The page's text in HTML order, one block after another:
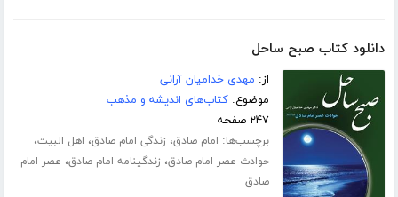
دانلود کتاب صبح ساحل
از: مهدی خدامیان آرانی
موضوع:کتاب‌های اندیشه و مذهب
۲۴۷ صفحه
برچسب‌ها: امام صادق، زندگی امام صادق، اهل البیت،
حوادث عصر امام صادق، زندگینامه امام صادق، عصر امام
صادق